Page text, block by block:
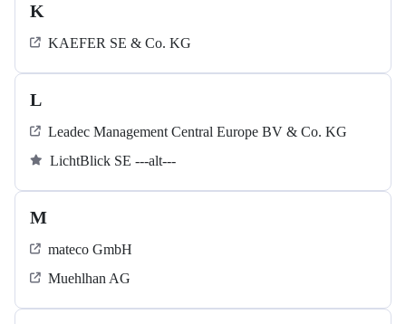
K
KAEFER SE & Co. KG
L
Leadec Management Central Europe BV & Co. KG
LichtBlick SE ---alt---
M
mateco GmbH
Muehlhan AG